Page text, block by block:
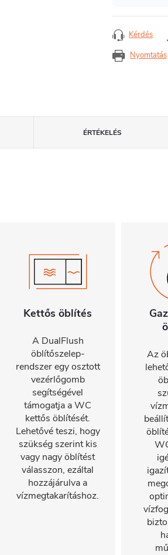
Nyomtatás
Kérdés
ÉRTÉKELÉS
Kettős öblítés
A DualFlush
öblítőszelep-
rendszer egy osztott
vezérlőgomb
segítségével
támogatja a WC
kettős öblítését.
Lehetővé teszi, hogy
szükség szerint kis
vagy nagy öblítést
válasszon, ezáltal
hozzájárulva a
vízmegtakarításhoz.
Az